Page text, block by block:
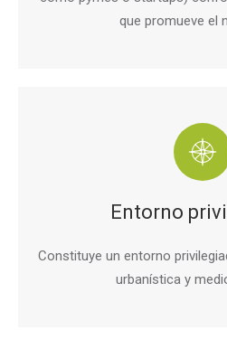
que promueve el
Entorno
Constituye un entorno
urbanística y